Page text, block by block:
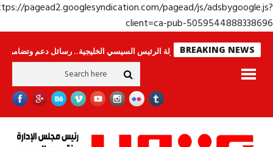
https://pagead2.googlesyndication.com/pagead/js/
client=ca-pub-
BREAKING NEWS
لا ينامون جولة الرئيس السيسي الخليجية.. رسائل دعم وتضامن للأشقاء